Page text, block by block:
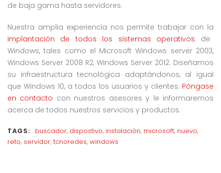
de baja gama hasta servidores.
Nuestra amplia experiencia nos permite trabajar con la
implantación de todos los sistemas operativos de
Windows, tales como el Microsoft Windows server 2003,
Windows Server 2008 R2, Windows Server 2012. Diseñamos
su infraestructura tecnológica adaptándonos, al igual
que Windows 10, a todos los usuarios y clientes. Póngase
en contacto con nuestros asesores y le informaremos
acerca de todos nuestros servicios y productos.
TAGS: buscador, dispostivo, instalación, microsoft, nuevo,
reto, servidor, tcnoredes, windows